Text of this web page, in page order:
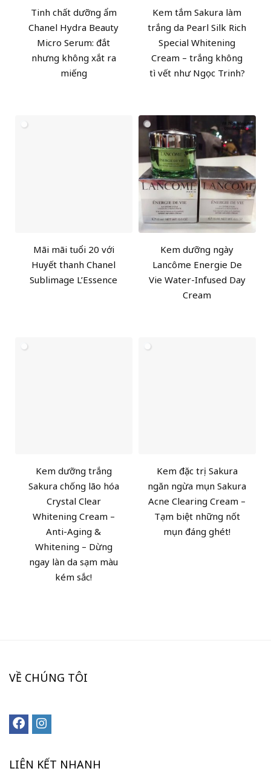
Tinh chất dưỡng ẩm
Chanel Hydra Beauty
Micro Serum: đắt
nhưng không xắt ra
miếng
Kem tắm Sakura làm
trắng da Pearl Silk Rich
Special Whitening
Cream – trắng không
tì vết như Ngọc Trinh?
Mãi mãi tuổi 20 với
Huyết thanh Chanel
Sublimage L’Essence
Kem dưỡng ngày
Lancôme Energie De
Vie Water-Infused Day
Cream
Kem dưỡng trắng
Sakura chống lão hóa
Crystal Clear
Whitening Cream –
Anti-Aging &
Whitening – Dừng
ngay làn da sạm màu
kém sắc!
Kem đặc trị Sakura
ngăn ngừa mụn Sakura
Acne Clearing Cream –
Tạm biệt những nốt
mụn đáng ghét!
VỀ CHÚNG TÔI
LIÊN KẾT NHANH